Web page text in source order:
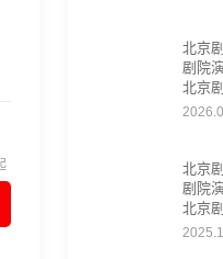
北京
剧院
北京
北京
剧院
北京